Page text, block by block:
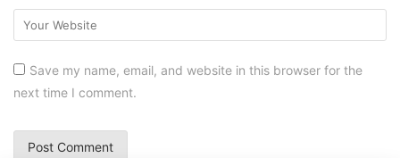
Save my name, email, and website in this browser for the
next time I comment.